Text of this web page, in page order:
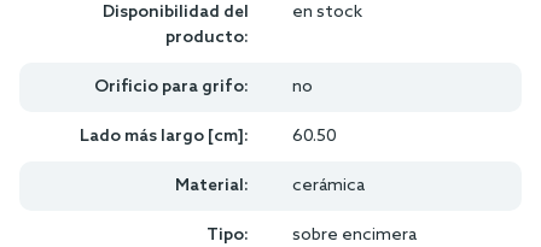
Disponibilidad del
producto:
en stock
Orificio para grifo: no
Lado más largo [cm]: 60.50
Material: cerámica
Tipo: sobre encimera